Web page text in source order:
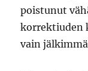
poistunut
korrektiuden
vain